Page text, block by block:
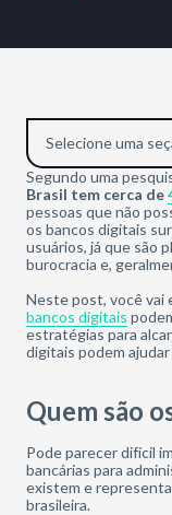
Selecione uma
Segundo uma
Brasil tem cerca de
pessoas que não
os bancos digitais
usuários, já que são
burocracia e,
Neste post, você vai
bancos digitais
estratégias para
digitais podem
Quem são
Pode parecer difícil
bancárias para
existem e
brasileira.